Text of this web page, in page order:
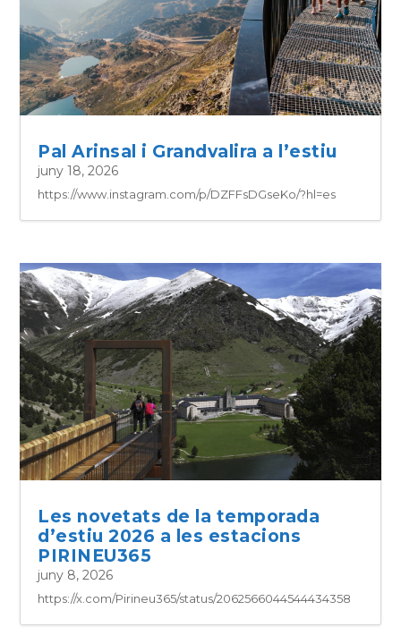
Pal Arinsal i Grandvalira a l’estiu
juny 18, 2026
https://www.instagram.com/p/DZFFsDGseKo/?hl=es
Les novetats de la temporada
d’estiu 2026 a les estacions
PIRINEU365
juny 8, 2026
https://x.com/Pirineu365/status/2062566044544434358